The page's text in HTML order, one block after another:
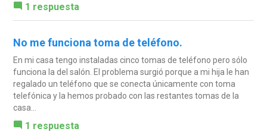
1 respuesta
No me funciona toma de teléfono.
En mi casa tengo instaladas cinco tomas de teléfono pero sólo
funciona la del salón. El problema surgió porque a mi hija le han
regalado un teléfono que se conecta únicamente con toma
telefónica y la hemos probado con las restantes tomas de la
casa...
1 respuesta